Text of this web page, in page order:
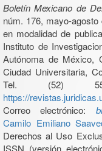
Boletín Mexicano de
núm. 176, mayo-
en modalidad de
Instituto de
Autónoma de México,
Ciudad Universitaria,
Tel. (52)
https://
Correo electrónico:
Camilo Emiliano
Derechos al Uso
ISSN (versión